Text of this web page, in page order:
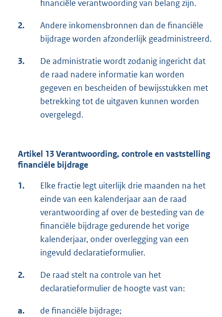
financiële verantwoording van belang zijn.
2.
Andere inkomensbronnen dan de financiële
bijdrage worden afzonderlijk geadministreerd.
3.
De administratie wordt zodanig ingericht dat
de raad nadere informatie kan worden
gegeven en bescheiden of bewijsstukken met
betrekking tot de uitgaven kunnen worden
overgelegd.
Artikel 13 Verantwoording, controle en vaststelling
financiële bijdrage
1.
Elke fractie legt uiterlijk drie maanden na het
einde van een kalenderjaar aan de raad
verantwoording af over de besteding van de
financiële bijdrage gedurende het vorige
kalenderjaar, onder overlegging van een
ingevuld declaratieformulier.
2.
De raad stelt na controle van het
declaratieformulier de hoogte vast van:
a. de financiële bijdrage;